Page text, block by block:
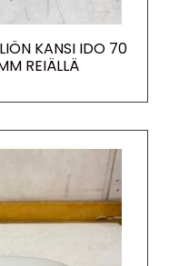
KANSI IDO 70
REIÄLLÄ